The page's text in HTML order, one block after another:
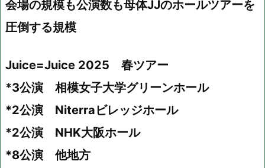
会場の規模も公演数も母体JJのホールツアーを
圧倒する規模
Juice=Juice 2025 春ツアー
*3公演 相模女子大学グリーンホール
*2公演 Niterraビレッジホール
*2公演 NHK大阪ホール
*8公演 他地方